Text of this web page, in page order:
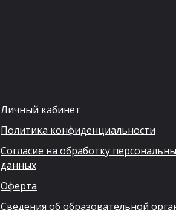
Личный кабинет
Политика конфиденциальности
Согласие на обработку
данных
Оферта
Сведения об образовательной